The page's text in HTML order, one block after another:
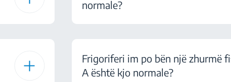
normale?
Frigoriferi im po bën një zhurmë
A është kjo normale?